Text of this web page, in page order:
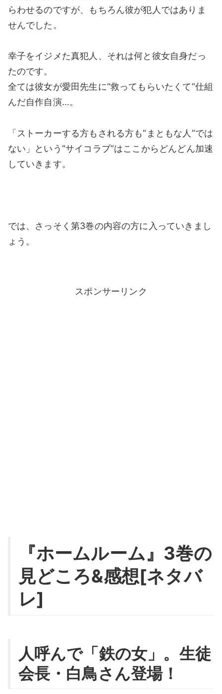
らわせるのですが、もちろん彼が犯人ではありま
せんでした。
幸子をイジメた真犯人、それは何と彼女自身だっ
たのです。
全ては彼女が愛田先生に“救ってもらいたくて”仕組
んだ自作自演…。
「ストーカーする方もされる方も“まともな人”では
ない」という“サイコラブ”はここからどんどん加速
していきます。
では、さっそく第3巻の内容の方に入っていきまし
ょう。
スポンサーリンク
『ホームルーム』3巻の
見どころ&感想[ネタバ
レ]
人呼んで「鉄の女」。生徒
会長・白鳥さん登場！